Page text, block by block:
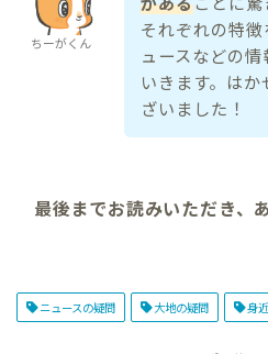
ちーがくん
それぞれの特
ュースなどの
いきます。は
ざいました！
最後までお読みいただき、
ニュースの疑問 大地の疑問 身